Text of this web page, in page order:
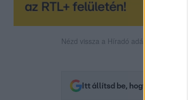
Nézd vissza a Híradó adásait az RTL+
Itt állítsd be, hogy az